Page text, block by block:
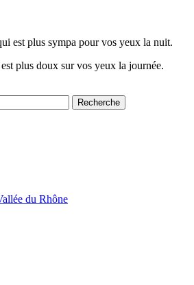
est plus sympa pour vos yeux la nuit.
plus doux sur vos yeux la journée.
Recherche